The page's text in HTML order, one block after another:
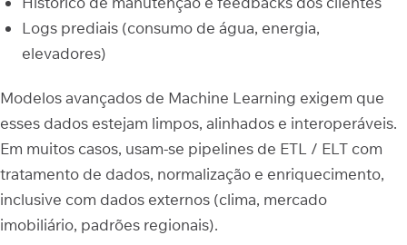
Logs prediais (consumo de água, energia,
elevadores)
Modelos avançados de Machine Learning exigem que
esses dados estejam limpos, alinhados e interoperáveis.
Em muitos casos, usam-se pipelines de ETL / ELT com
tratamento de dados, normalização e enriquecimento,
inclusive com dados externos (clima, mercado
imobiliário, padrões regionais).